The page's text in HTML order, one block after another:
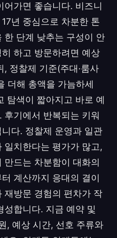
어가면 좋습니다. 비즈니
년 중심으로 차분한 톤
한 단계 낮추는 구성이 안
하고 방문하려면 예상
정찰제 기준(주대·룸사
더해 총액을 가늠하세
탐색이 짧아지고 바로 예
후기에서 반복되는 키워
니다. 정찰제 운영과 일관
일치한다는 평가가 많고,
만드는 차분함이 대화의
계산까지 응대의 결이
재방문 경험의 편차가 작
성합니다. 지금 예약 및
, 예상 시간, 선호 주류와